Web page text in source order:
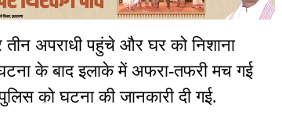
तीन अपराधी पहुंचे और घर को निशाना
के बाद इलाके में अफरा-तफरी मच गई
को घटना की जानकारी दी गई.